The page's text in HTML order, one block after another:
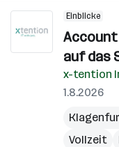
Einblicke
Account
auf das
x-tention
1.8.2026
Vollzeit